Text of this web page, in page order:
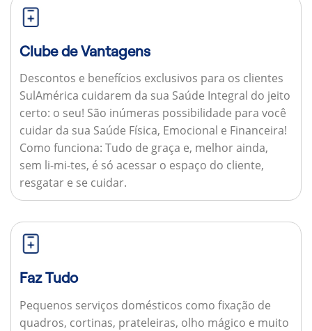
Clube de Vantagens
Descontos e benefícios exclusivos para os clientes
SulAmérica cuidarem da sua Saúde Integral do jeito
certo: o seu! São inúmeras possibilidade para você
cuidar da sua Saúde Física, Emocional e Financeira!
Como funciona: Tudo de graça e, melhor ainda,
sem li-mi-tes, é só acessar o espaço do cliente,
resgatar e se cuidar.
Faz Tudo
Pequenos serviços domésticos como fixação de
quadros, cortinas, prateleiras, olho mágico e muito